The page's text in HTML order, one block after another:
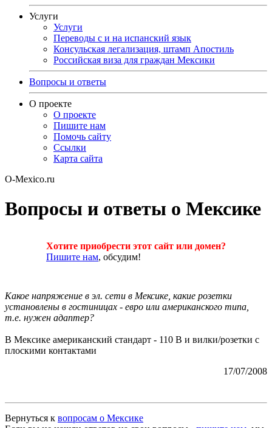
Услуги
Услуги
Переводы с и на испанский язык
Консульская легализация, штамп Апостиль
Российская виза для граждан Мексики
Вопросы и ответы
О проекте
О проекте
Пишите нам
Помочь сайту
Ссылки
Карта сайта
O-Mexico.ru
Вопросы и ответы о Мексике
Хотите приобрести этот сайт или домен?
Пишите нам, обсудим!
Какое напряжение в эл. сети в Мексике, какие розетки
установлены в гостиницах - евро или американского типа,
т.е. нужен адаптер?
В Мексике американский стандарт - 110 В и вилки/розетки с
плоскими контактами
17/07/2008
Вернуться к вопросам о Мексике